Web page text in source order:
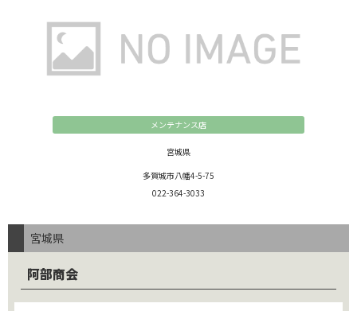
メンテナンス店
宮城県
多賀城市八幡4-5-75
022-364-3033
宮城県
阿部商会